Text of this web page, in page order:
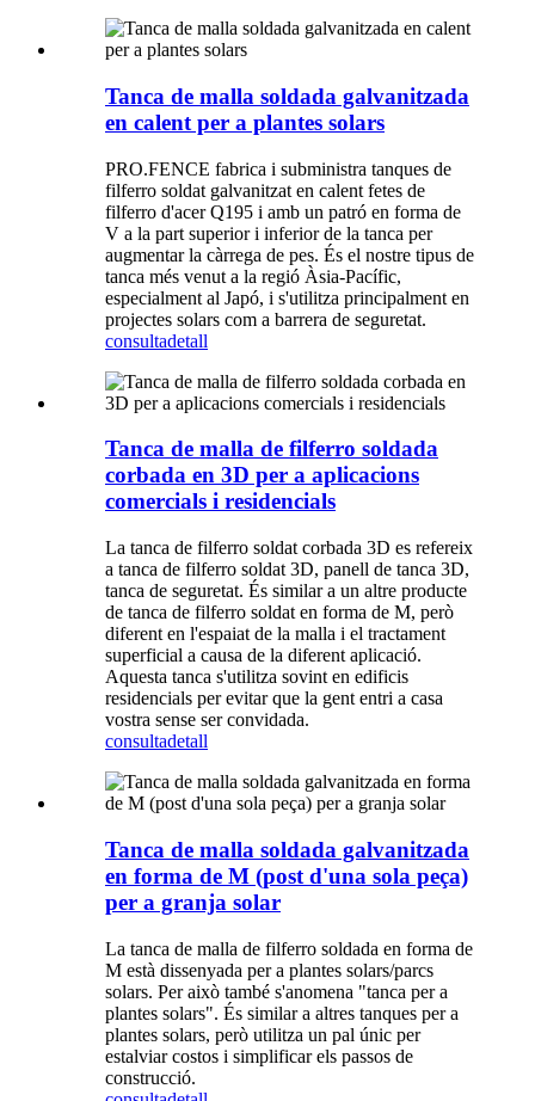
Tanca de malla soldada galvanitzada
en calent per a plantes solars
PRO.FENCE fabrica i subministra tanques de
filferro soldat galvanitzat en calent fetes de
filferro d'acer Q195 i amb un patró en forma de
V a la part superior i inferior de la tanca per
augmentar la càrrega de pes. És el nostre tipus de
tanca més venut a la regió Àsia-Pacífic,
especialment al Japó, i s'utilitza principalment en
projectes solars com a barrera de seguretat.
consultadetall
Tanca de malla de filferro soldada
corbada en 3D per a aplicacions
comercials i residencials
La tanca de filferro soldat corbada 3D es refereix
a tanca de filferro soldat 3D, panell de tanca 3D,
tanca de seguretat. És similar a un altre producte
de tanca de filferro soldat en forma de M, però
diferent en l'espaiat de la malla i el tractament
superficial a causa de la diferent aplicació.
Aquesta tanca s'utilitza sovint en edificis
residencials per evitar que la gent entri a casa
vostra sense ser convidada.
consultadetall
Tanca de malla soldada galvanitzada
en forma de M (post d'una sola peça)
per a granja solar
La tanca de malla de filferro soldada en forma de
M està dissenyada per a plantes solars/parcs
solars. Per això també s'anomena "tanca per a
plantes solars". És similar a altres tanques per a
plantes solars, però utilitza un pal únic per
estalviar costos i simplificar els passos de
construcció.